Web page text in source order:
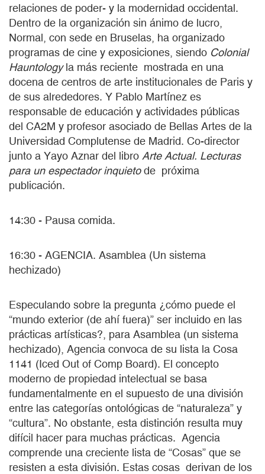
relaciones de poder- y la modernidad occidental.
Dentro de la organización sin ánimo de lucro,
Normal, con sede en Bruselas, ha organizado
programas de cine y exposiciones, siendo Colonial
Hauntologyla más reciente mostrada en una
docena de centros de arte institucionales de Paris y
de sus alrededores. Y Pablo Martínez es
responsable de educación y actividades públicas
del CA2M y profesor asociado de Bellas Artes de la
Universidad Complutense de Madrid. Co-director
junto a Yayo Aznar del libro Arte Actual. Lecturas
para un espectador inquietode próxima
publicación.
14:30 - Pausa comida.
16:30 - AGENCIA. Asamblea (Un sistema
hechizado)
Especulando sobre la pregunta ¿cómo puede el
“mundo exterior (de ahí fuera)” ser incluido en las
prácticas artísticas?, para Asamblea (un sistema
hechizado), Agencia convoca de su lista la Cosa
1141 (Iced Out of Comp Board). El concepto
moderno de propiedad intelectual se basa
fundamentalmente en el supuesto de una división
entre las categorías ontológicas de “naturaleza” y
“cultura”. No obstante, esta distinción resulta muy
difícil hacer para muchas prácticas. Agencia
comprende una creciente lista de “Cosas” que se
resisten a esta división. Estas cosas derivan de los